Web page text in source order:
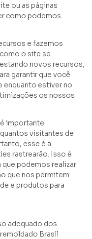
ou as páginas
como podemos
e fazemos
o site se
novos recursos,
garantir que você
enquanto estiver no
os nossos
importante
visitantes de
esse é a
rastrearão. Isso é
podemos realizar
que nos permitem
e produtos para
adequado dos
Brasil